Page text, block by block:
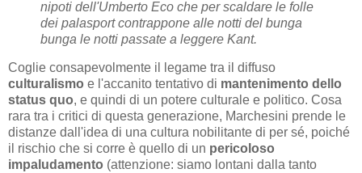
nipoti dell'Umberto Eco che per scaldare le folle
dei palasport contrappone alle notti del bunga
bunga le notti passate a leggere Kant.
Coglie consapevolmente il legame tra il diffuso
culturalismo e l'accanito tentativo di mantenimento dello
status quo, e quindi di un potere culturale e politico. Cosa
rara tra i critici di questa generazione, Marchesini prende le
distanze dall'idea di una cultura nobilitante di per sé, poiché
il rischio che si corre è quello di un pericoloso
impaludamento (attenzione: siamo lontani dalla tanto